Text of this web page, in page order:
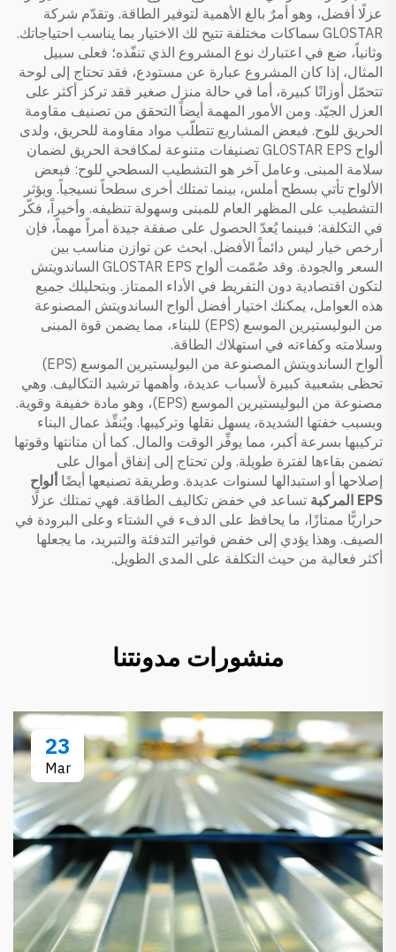
عزلًا أفضل، وهو أمرٌ بالغ الأهمية لتوفير الطاقة. وتقدّم شركة
GLOSTAR سماكات مختلفة تتيح لك الاختيار بما يناسب احتياجاتك.
وثانياً، ضع في اعتبارك نوع المشروع الذي تنفّذه؛ فعلى سبيل
المثال، إذا كان المشروع عبارة عن مستودع، فقد تحتاج إلى لوحة
تتحمّل أوزانًا كبيرة، أما في حالة منزل صغير فقد تركز أكثر على
العزل الجيّد. ومن الأمور المهمة أيضاً التحقق من تصنيف مقاومة
الحريق للوح. فبعض المشاريع تتطلّب مواد مقاومة للحريق، ولدى
ألواح GLOSTAR EPS تصنيفات متنوعة لمكافحة الحريق لضمان
سلامة المبنى. وعامل آخر هو التشطيب السطحي للوح: فبعض
الألواح تأتي بسطح أملس، بينما تمتلك أخرى سطحاً نسيجياً. ويؤثر
التشطيب على المظهر العام للمبنى وسهولة تنظيفه. وأخيراً، فكّر
في التكلفة: فبينما يُعدّ الحصول على صفقة جيدة أمراً مهماً، فإن
أرخص خيار ليس دائماً الأفضل. ابحث عن توازن مناسب بين
السعر والجودة. وقد صُمّمت ألواح GLOSTAR EPS الساندويتش
لتكون اقتصادية دون التفريط في الأداء الممتاز. وبتحليلك جميع
هذه العوامل، يمكنك اختيار أفضل ألواح الساندويتش المصنوعة
من البوليستيرين الموسع (EPS) للبناء، مما يضمن قوة المبنى
وسلامته وكفاءته في استهلاك الطاقة.
ألواح الساندويتش المصنوعة من البوليستيرين الموسع (EPS)
تحظى بشعبية كبيرة لأسباب عديدة، وأهمها ترشيد التكاليف. وهي
مصنوعة من البوليستيرين الموسع (EPS)، وهو مادة خفيفة وقوية.
وبسبب خفتها الشديدة، يسهل نقلها وتركيبها. ويُنفِّذ عمال البناء
تركيبها بسرعة أكبر، مما يوفِّر الوقت والمال. كما أن متانتها وقوتها
تضمن بقاءها لفترة طويلة. ولن تحتاج إلى إنفاق أموال على
إصلاحها أو استبدالها لسنوات عديدة. وطريقة تصنيعها أيضًاألواح
EPS المركبة
تساعد في خفض تكاليف الطاقة. فهي تمتلك عزلًا
حراريًّا ممتازًا، ما يحافظ على الدفء في الشتاء وعلى البرودة في
الصيف. وهذا يؤدي إلى خفض فواتير التدفئة والتبريد، ما يجعلها
أكثر فعالية من حيث التكلفة على المدى الطويل.
منشورات مدونتنا
23
Mar